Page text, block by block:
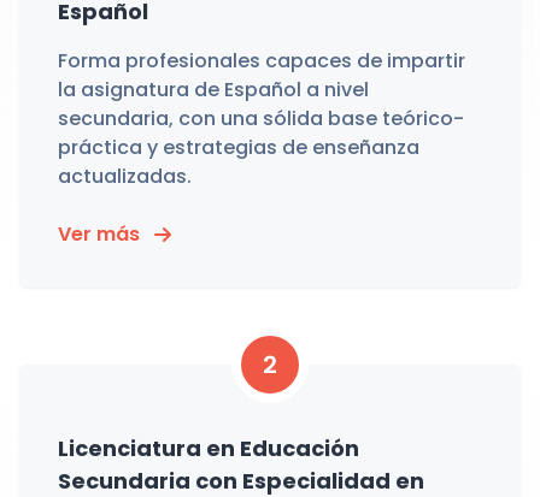
Español
Forma profesionales capaces de impartir
la asignatura de Español a nivel
secundaria, con una sólida base teórico-
práctica y estrategias de enseñanza
actualizadas.
Ver más
2
Licenciatura en Educación
Secundaria con Especialidad en